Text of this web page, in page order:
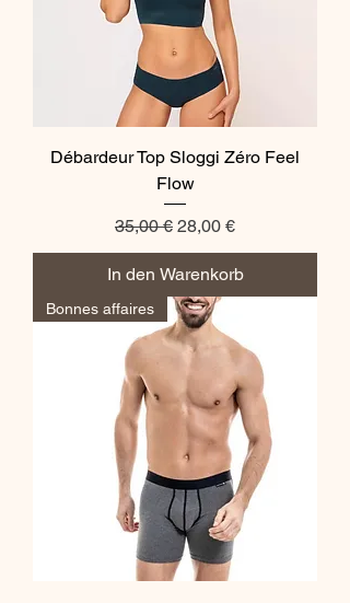
Débardeur Top Sloggi Zéro Feel
Flow
Standardpreis
35,00 € Sale-Preis
28,00 €
In den Warenkorb
Bonnes affaires